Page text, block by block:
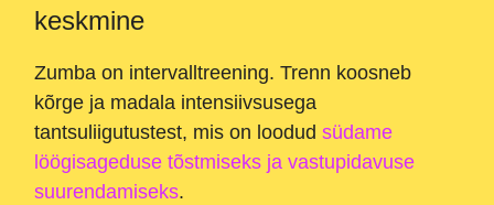
keskmine
Zumba on intervalltreening. Trenn koosneb
kõrge ja madala intensiivsusega
tantsuliigutustest, mis on loodud südame
löögisageduse tõstmiseks ja vastupidavuse
suurendamiseks.